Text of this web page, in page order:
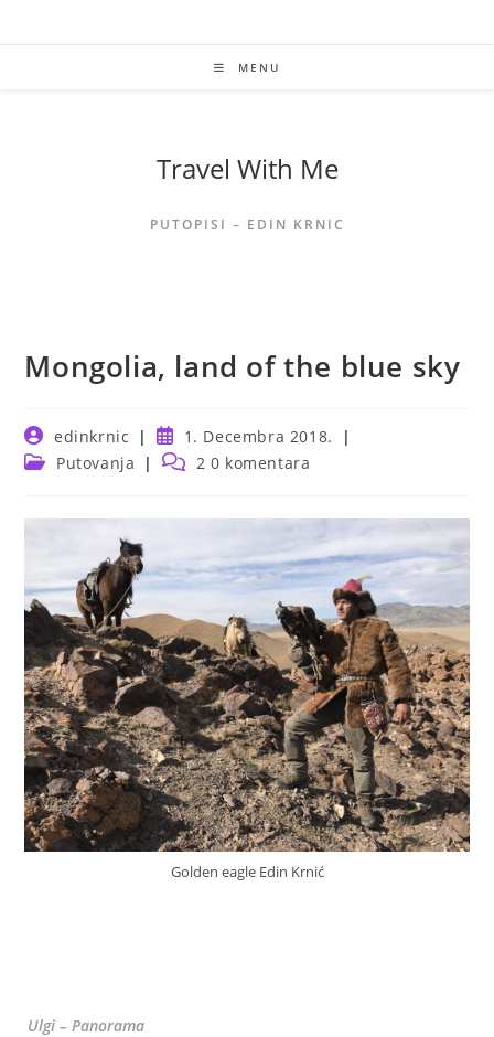
MENU
Travel With Me
PUTOPISI – EDIN KRNIC
Mongolia, land of the blue sky
Post
author:
edinkrnic
Post
published:
1. Decembra 2018.
Post Putovanja
Post 2 0 komentara
Golden eagle Edin Krnić
Ulgi – Panorama